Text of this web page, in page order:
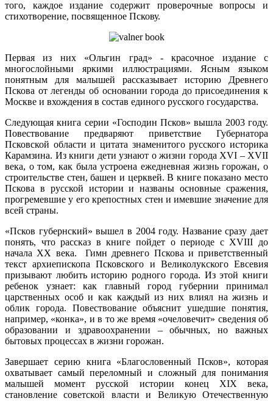
того, каждое издание содержит проверочные вопросы и
стихотворение, посвященное Пскову.
Первая из них «Ольгин град» - красочное издание с
многослойными яркими иллюстрациями. Ясным языком
понятным для малышей рассказывает историю Древнего
Пскова от легенды об основании города до присоединения к
Москве и вхождения в состав единого русского государства.
Следующая книга серии «Господин Псков» вышла 2003 году.
Повествование предваряют приветствие Губернатора
Псковской области и цитата знаменитого русского историка
Карамзина. Из книги дети узнают о жизни города XVI – XVII
века, о том, как была устроена ежедневная жизнь горожан, о
строительстве стен, башен и церквей. В книге показано место
Пскова в русской истории и названы основные сражения,
прогремевшие у его крепостных стен и имевшие значение для
всей страны.
«Псков губернский» вышел в 2004 году. Название сразу дает
понять, что рассказ в книге пойдет о периоде с XVIII до
начала XX века. Гимн древнего Пскова и приветственный
текст архиепископа Псковского и Великолукского Евсевия
призывают любить историю родного города. Из этой книги
ребенок узнает: как главный город губернии принимал
царственных особ и как каждый из них влиял на жизнь и
облик города. Повествование объяснит ушедшие понятия,
например, «конка», и в то же время «очеловечит» сведения об
образовании и здравоохранении – обычных, но важных
бытовых процессах в жизни горожан.
Завершает серию книга «Благословенный Псков», которая
охватывает самый переломный и сложный для понимания
малышей момент русской истории конец XIX века,
становление советской власти и Великую Отечественную